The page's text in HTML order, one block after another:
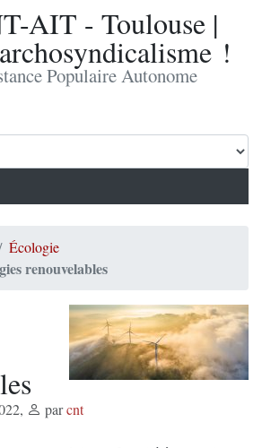
AIT - Toulouse |
!
Populaire Autonome
Écologie
renouvelables
, parcnt